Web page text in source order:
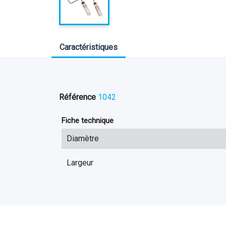
Caractéristiques
Référence 1042
Fiche technique
Diamètre
Largeur